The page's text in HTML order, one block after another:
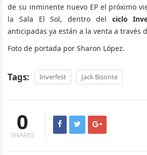
de su inminente nuevo EP el próximo
la Sala El Sol, dentro del ciclo
anticipadas ya están a la venta a través
Foto de portada por Sharon López.
Tags: Inverfest Jack Bisonte
0
SHARES